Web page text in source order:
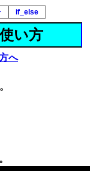
if_else
い方
へ